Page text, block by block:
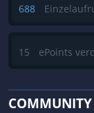
688
15 ePoints
COMMUNITY